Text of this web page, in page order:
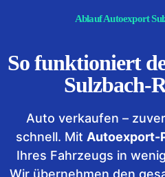
Ablauf Autoexport
So funktioniert
Sulzbach-
Auto verkaufen –
schnell. Mit Autoexport-
Ihres Fahrzeugs in
Wir übernehmen den